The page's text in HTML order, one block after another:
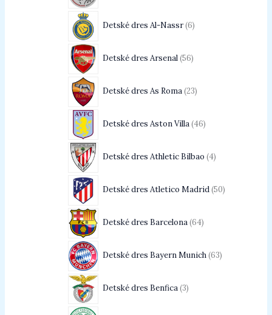
Detské dres Al-Nassr 6
Detské dres Arsenal 56
Detské dres As Roma 23
Detské dres Aston Villa 46
Detské dres Athletic Bilbao 4
Detské dres Atletico Madrid 50
Detské dres Barcelona 64
Detské dres Bayern Munich 63
Detské dres Benfica 3